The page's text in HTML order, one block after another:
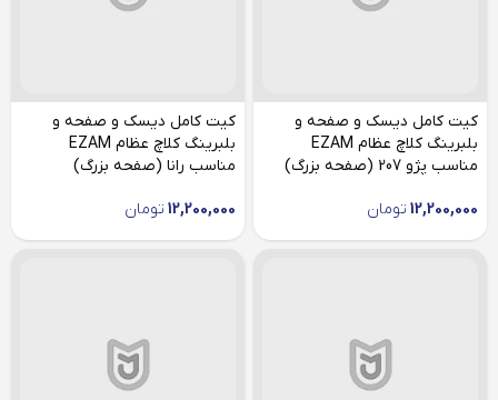
کیت کامل دیسک و صفحه و
بلبرینگ کلاچ عظام EZAM
مناسب پژو 207 (صفحه بزرگ)
12,200,000 تومان
کیت کامل دیسک و صفحه و
بلبرینگ کلاچ عظام EZAM
مناسب رانا (صفحه بزرگ)
12,200,000 تومان